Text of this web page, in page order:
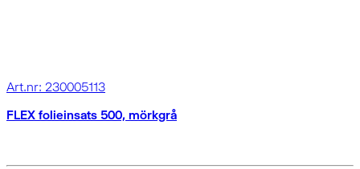
Art.nr: 230005113
FLEX folieinsats 500, mörkgrå